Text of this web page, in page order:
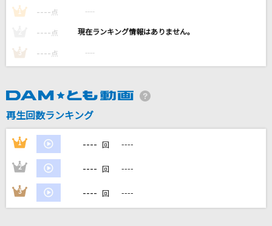
back number
キタニタツヤ
山口百恵
アポトーシス
Official髭男dism
私は最強
Mrs. GREEN APPLE
1 ---- 点 ----
---- 点 ----
3 ---- 点 ----
再生回数ランキング
1 ---- 回 ----
2 ---- 回 ----
3 ---- 回 ----